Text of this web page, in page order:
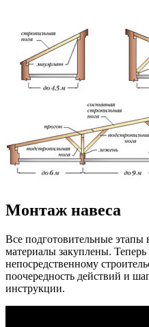
Монтаж навеса
Все подготовительные
материалы закуплены.
непосредственному
поочередность действий и
инструкции.